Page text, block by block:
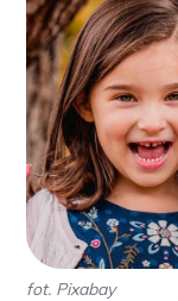
fot. Pixabay